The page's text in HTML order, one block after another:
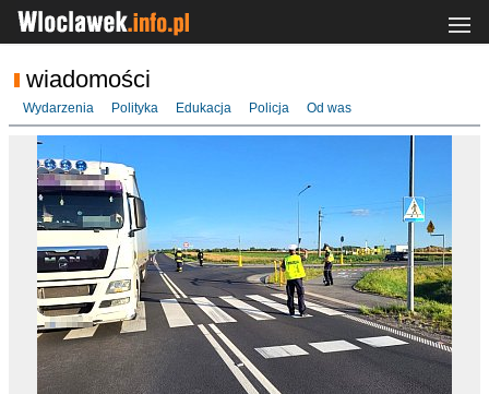
wiadomości
Wydarzenia Polityka Edukacja Policja Od was